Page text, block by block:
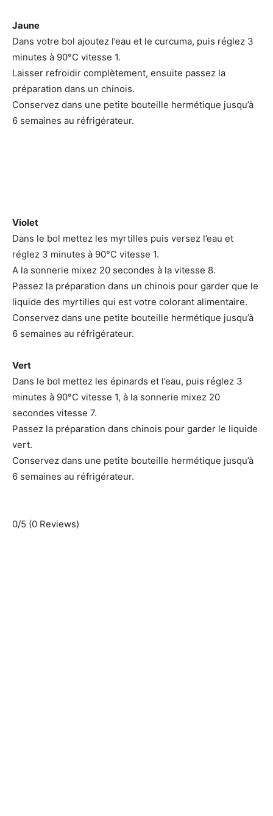
Jaune
Dans votre bol ajoutez l’eau et le curcuma, puis réglez 3
minutes à 90°C vitesse 1.
Laisser refroidir complètement, ensuite passez la
préparation dans un chinois.
Conservez dans une petite bouteille hermétique jusqu’à
6 semaines au réfrigérateur.
Violet
Dans le bol mettez les myrtilles puis versez l’eau et
réglez 3 minutes à 90°C vitesse 1.
A la sonnerie mixez 20 secondes à la vitesse 8.
Passez la préparation dans un chinois pour garder que le
liquide des myrtilles qui est votre colorant alimentaire.
Conservez dans une petite bouteille hermétique jusqu’à
6 semaines au réfrigérateur.
Vert
Dans le bol mettez les épinards et l’eau, puis réglez 3
minutes à 90°C vitesse 1, à la sonnerie mixez 20
secondes vitesse 7.
Passez la préparation dans chinois pour garder le liquide
vert.
Conservez dans une petite bouteille hermétique jusqu’à
6 semaines au réfrigérateur.
0/5 (0 Reviews)